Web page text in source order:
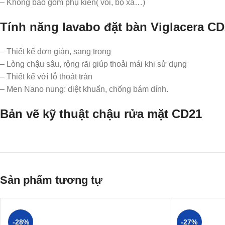
– Không bao gồm phụ kiên( vòi, bộ xả…)
Tính năng lavabo đặt bàn Viglacera
– Thiết kế đơn giản, sang trọng
– Lòng chậu sâu, rộng rãi giúp thoải mái khi sử dụng
– Thiết kế với lỗ thoát tràn
– Men Nano nung: diệt khuẩn, chống bám dính.
Bản vẽ kỹ thuật chậu rửa mặt CD21
Sản phẩm tương tự
-28% -27%